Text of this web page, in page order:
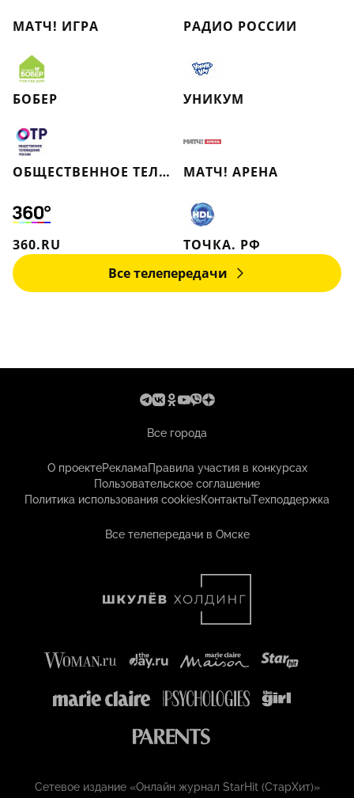
МАТЧ! ИГРА РАДИО РОССИИ
БОБЕР УНИКУМ
ОБЩЕСТВЕННОЕ ТЕЛЕВИДЕНИЕ РОССИИ МАТЧ! АРЕНА
360.RU
ТОЧКА. РФ
Все телепередачи
Все города
О проектеРекламаПравила участия в конкурсах
Пользовательское соглашение
Политика использования cookiesКонтактыТехподдержка
Все телепередачи в Омске
Сетевое издание «Онлайн журнал StarHit (СтарХит)»